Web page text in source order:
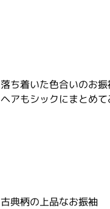
落ち着いた色合いのお振
ヘアもシックにまとめて
古典柄の上品なお振袖